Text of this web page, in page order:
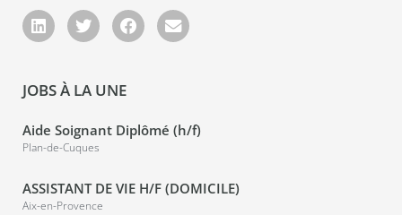
JOBS À LA UNE
Aide Soignant Diplômé (h/f)
Plan-de-Cuques
ASSISTANT DE VIE H/F (DOMICILE)
Aix-en-Provence